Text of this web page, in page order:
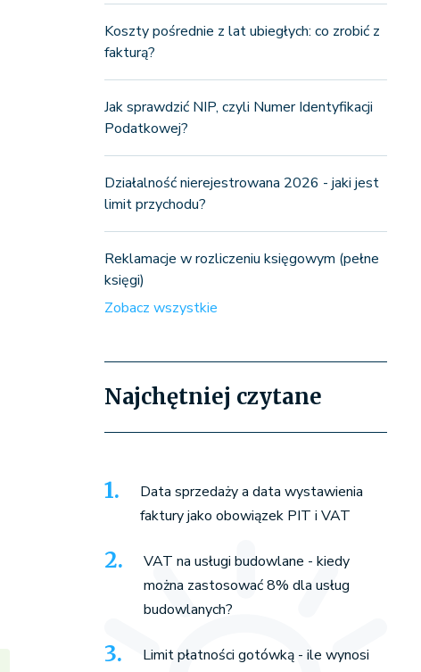
Koszty pośrednie z lat ubiegłych: co zrobić z
fakturą?
Jak sprawdzić NIP, czyli Numer Identyfikacji
Podatkowej?
Działalność nierejestrowana 2026 - jaki jest
limit przychodu?
Reklamacje w rozliczeniu księgowym (pełne
księgi)
Zobacz wszystkie
Najchętniej czytane
Data sprzedaży a data wystawienia
faktury jako obowiązek PIT i VAT
VAT na usługi budowlane - kiedy
można zastosować 8% dla usług
budowlanych?
Limit płatności gotówką - ile wynosi